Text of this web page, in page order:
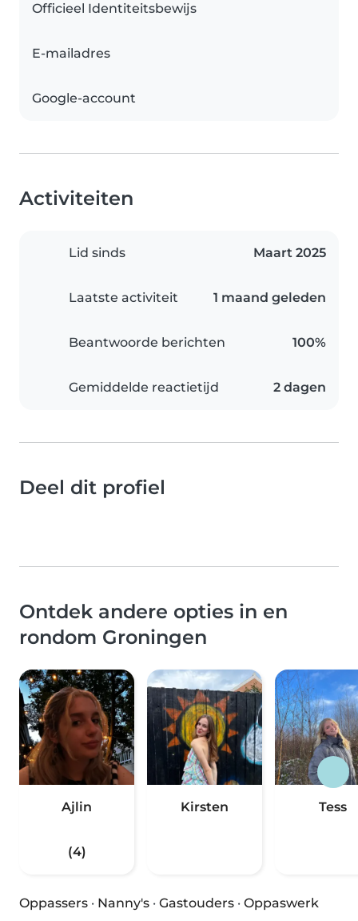
Officieel Identiteitsbewijs
E-mailadres
Google-account
Activiteiten
Lid sinds Maart 2025
Laatste activiteit 1 maand geleden
Beantwoorde berichten 100%
Gemiddelde reactietijd 2 dagen
Deel dit profiel
Ontdek andere opties in en
rondom Groningen
Ajlin
(4)
Kirsten Tess
Oppassers · Nanny's · Gastouders · Oppaswerk